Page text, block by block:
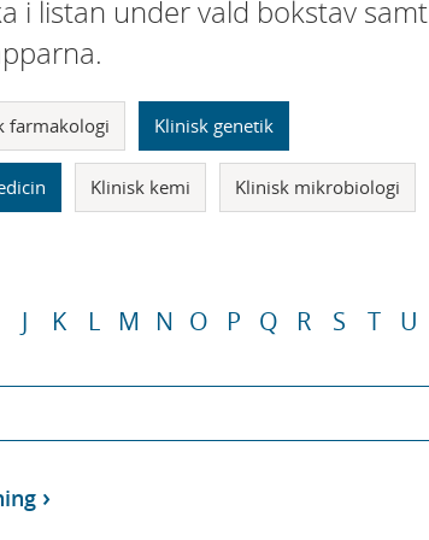
i listan under vald bokstav samt
farmakologi Klinisk genetik
Klinisk kemi Klinisk mikrobiologi
J K L M N O P Q R S T U